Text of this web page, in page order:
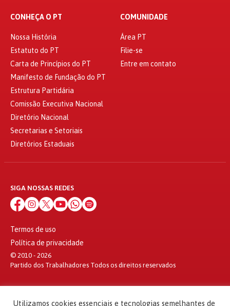
CONHEÇA O PT
Nossa História
Estatuto do PT
Carta de Princípios do PT
Manifesto de Fundação do PT
Estrutura Partidária
Comissão Executiva Nacional
Diretório Nacional
Secretarias e Setoriais
Diretórios Estaduais
COMUNIDADE
Área PT
Filie-se
Entre em contato
SIGA NOSSAS REDES
Termos de uso
Política de privacidade
© 2010 - 2026
Partido dos Trabalhadores Todos os direitos reservados
Utilizamos cookies essenciais e tecnologias semelhantes de